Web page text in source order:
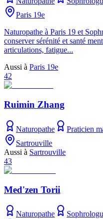
Paris 19e
Naturopathe à Paris 19 et
conserver sérénité et santé
articulations, fatigue...
Aussi à Paris 19e
42
Ruimin Zhang
Naturopathe Praticien
Sartrouville
Aussi à Sartrouville
43
Med'zen Torii
Naturopathe